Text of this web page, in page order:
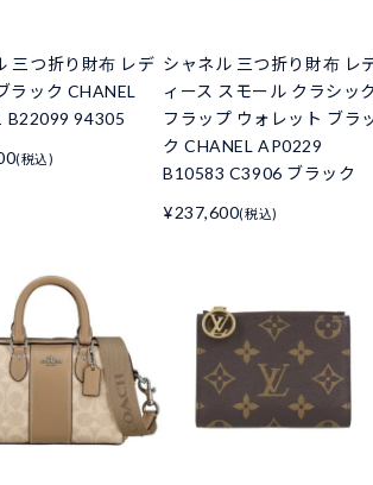
三つ折り財布 レデ
ラック CHANEL
B22099 94305
(税込)
シャネル 三つ折り財布 レ
ィース スモール クラシック
フラップ ウォレット ブラ
ク CHANEL AP0229
B10583 C3906 ブラック
¥237,600(税込)